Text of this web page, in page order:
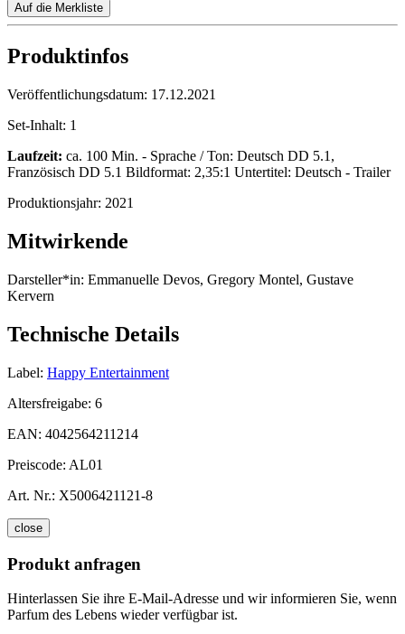
Auf die Merkliste
Produktinfos
Veröffentlichungsdatum: 17.12.2021
Set-Inhalt: 1
Laufzeit: ca. 100 Min. - Sprache / Ton: Deutsch DD 5.1,
Französisch DD 5.1 Bildformat: 2,35:1 Untertitel: Deutsch - Trailer
Produktionsjahr: 2021
Mitwirkende
Darsteller*in: Emmanuelle Devos, Gregory Montel, Gustave
Kervern
Technische Details
Label: Happy Entertainment
Altersfreigabe: 6
EAN: 4042564211214
Preiscode: AL01
Art. Nr.: X5006421121-8
close
Produkt anfragen
Hinterlassen Sie ihre E-Mail-Adresse und wir informieren Sie, wenn
Parfum des Lebens wieder verfügbar ist.